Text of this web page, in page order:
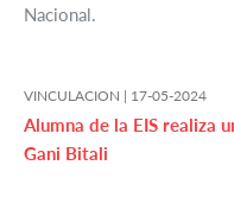
Nacional.
VINCULACION | 17-05-2024
Alumna de la EIS realiza
Gani Bitali